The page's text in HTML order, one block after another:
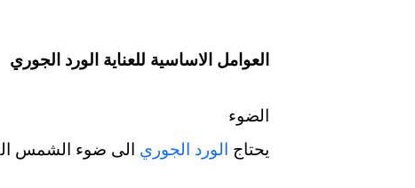
العوامل الاساسية للعناية الورد الجوري
الضوء
يحتاج
الورد الجوري الى ضوء الشمس